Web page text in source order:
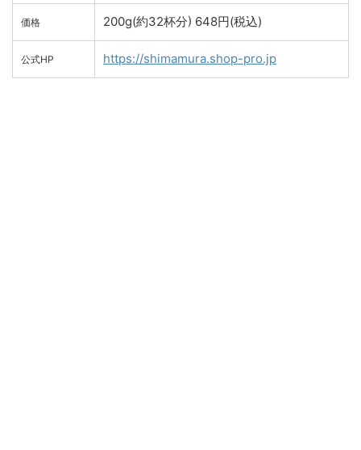
価格 200g(約32杯分) 648円(税込)
公式HP https://shimamura.shop-pro.jp